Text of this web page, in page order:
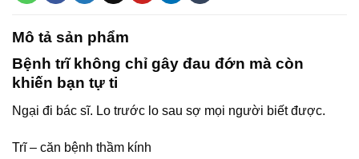
Mô tả sản phẩm
Bệnh trĩ không chỉ gây đau đớn mà còn
khiến bạn tự ti
Ngại đi bác sĩ. Lo trước lo sau sợ mọi người biết được.
Trĩ – căn bệnh thầm kính